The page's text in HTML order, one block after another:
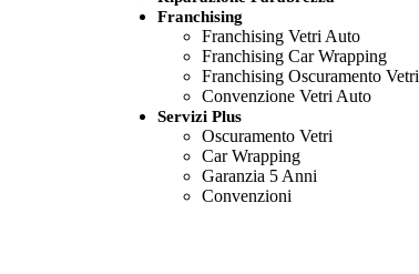
Franchising
Franchising Vetri Auto
Franchising Car Wrapping
Franchising Oscuramento Vetri
Convenzione Vetri Auto
Servizi Plus
Oscuramento Vetri
Car Wrapping
Garanzia 5 Anni
Convenzioni